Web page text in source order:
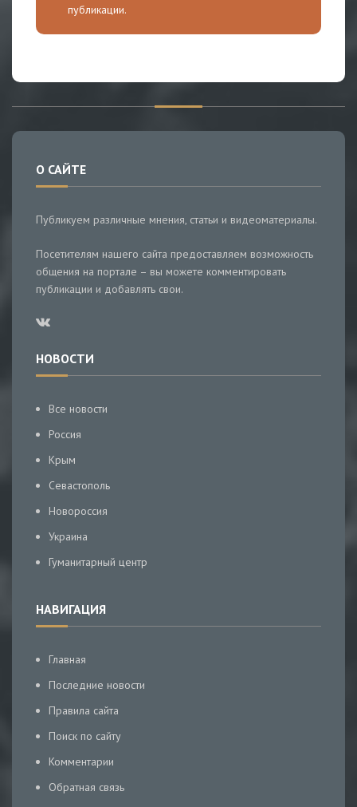
публикации.
О САЙТЕ
Публикуем различные мнения, статьи и видеоматериалы.
Посетителям нашего сайта предоставляем возможность
общения на портале – вы можете комментировать
публикации и добавлять свои.
НОВОСТИ
Все новости
Россия
Крым
Севастополь
Новороссия
Украина
Гуманитарный центр
НАВИГАЦИЯ
Главная
Последние новости
Правила сайта
Поиск по сайту
Комментарии
Обратная связь